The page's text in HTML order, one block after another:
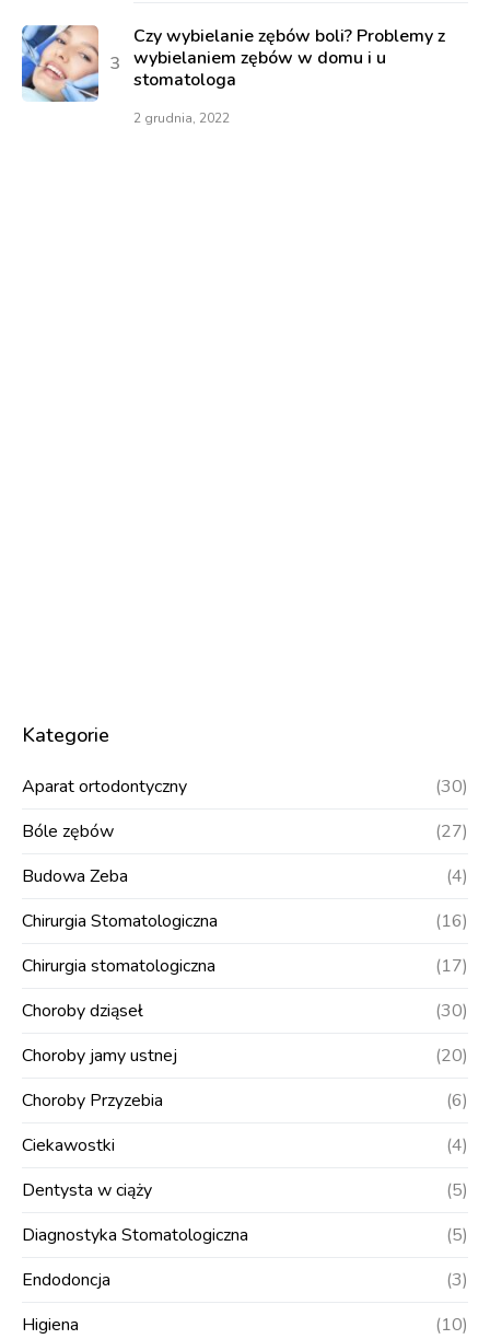
Czy wybielanie zębów boli? Problemy z
wybielaniem zębów w domu i u
stomatologa
2 grudnia, 2022
Kategorie
Aparat ortodontyczny
(30)
Bóle zębów
(27)
Budowa Zeba
(4)
Chirurgia Stomatologiczna
(16)
Chirurgia stomatologiczna
(17)
Choroby dziąseł
(30)
Choroby jamy ustnej
(20)
Choroby Przyzebia
(6)
Ciekawostki
(4)
Dentysta w ciąży
(5)
Diagnostyka Stomatologiczna
(5)
Endodoncja
(3)
Higiena
(10)